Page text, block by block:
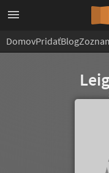
DomovPridaťBlog